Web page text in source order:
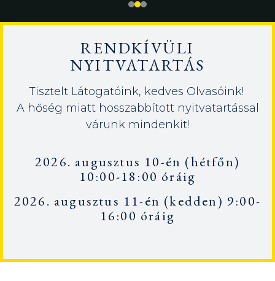
RENDKÍVÜLI
NYITVATARTÁS
Tisztelt Látogatóink, kedves Olvasóink!
A hőség miatt hosszabbított nyitvatartással
várunk mindenkit!
2026. augusztus 10-én (hétfőn)
10:00-18:00 óráig
2026. augusztus 11-én (kedden) 9:00-
16:00 óráig